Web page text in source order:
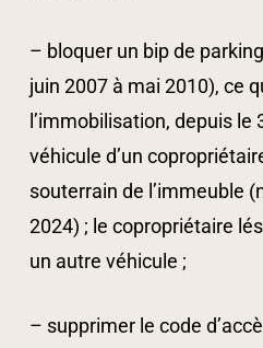
– bloquer un bip de
juin 2007 à mai 2010), ce
l’immobilisation, depuis le
véhicule d’un
souterrain de l’immeuble
2024) ; le copropriétaire
un autre véhicule ;
– supprimer le code